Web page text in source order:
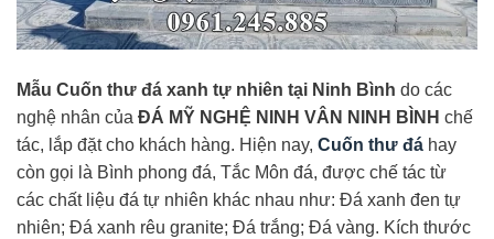
Mẫu Cuốn thư đá xanh tự nhiên tại Ninh Bình do các
nghệ nhân của ĐÁ MỸ NGHỆ NINH VÂN NINH BÌNH chế
tác, lắp đặt cho khách hàng. Hiện nay, Cuốn thư đá hay
còn gọi là Bình phong đá, Tắc Môn đá, được chế tác từ
các chất liệu đá tự nhiên khác nhau như: Đá xanh đen tự
nhiên; Đá xanh rêu granite; Đá trắng; Đá vàng. Kích thước